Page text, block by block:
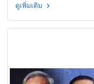
ดูเพิ่มเติม